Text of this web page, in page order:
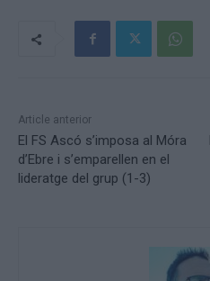
Article anterior
El FS Ascó s’imposa al Móra
d’Ebre i s’emparellen en el
lideratge del grup (1-3)